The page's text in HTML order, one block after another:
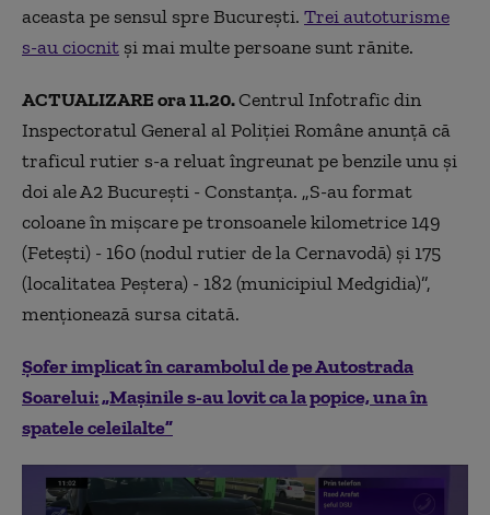
aceasta pe sensul spre București. Trei autoturisme
s-au ciocnit și mai multe persoane sunt rănite.
ACTUALIZARE ora 11.20.Centrul Infotrafic din
Inspectoratul General al Poliţiei Române anunţă că
traficul rutier s-a reluat îngreunat pe benzile unu şi
doi ale A2 Bucureşti - Constanţa. „S-au format
coloane în mişcare pe tronsoanele kilometrice 149
(Feteşti) - 160 (nodul rutier de la Cernavodă) şi 175
(localitatea Peştera) - 182 (municipiul Medgidia)”,
menţionează sursa citată.
Șofer implicat în carambolul de pe Autostrada
Soarelui: „Mașinile s-au lovit ca la popice, una în
spatele celeilalte”